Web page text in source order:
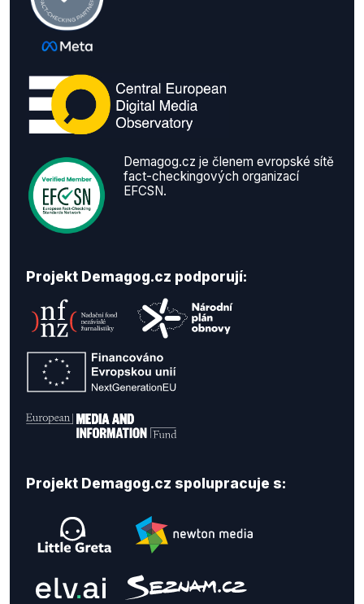
Demagog.cz je členem evropské sítě
fact-checkingových organizací
EFCSN.
Projekt Demagog.cz podporují:
Projekt Demagog.cz spolupracuje s: